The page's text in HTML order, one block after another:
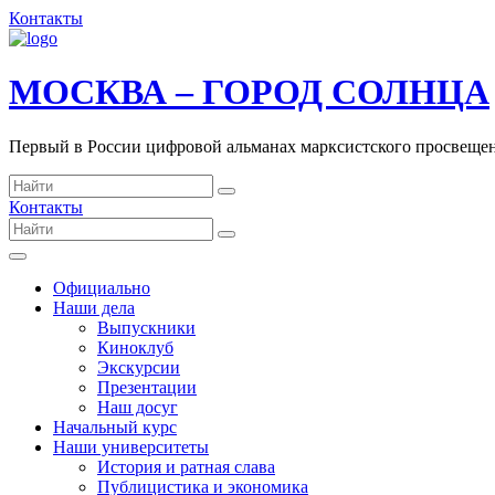
Контакты
МОСКВА – ГОРОД СОЛНЦА
Первый в России цифровой альманах марксистского
Контакты
Официально
Наши дела
Выпускники
Киноклуб
Экскурсии
Презентации
Наш досуг
Начальный курс
Наши университеты
История и ратная слава
Публицистика и экономика